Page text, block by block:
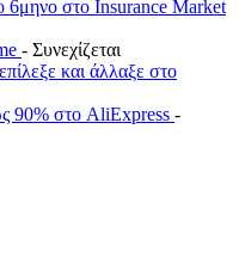
στο Insurance Market
- Συνεχίζεται
και άλλαξε στο
90% στο AliExpress -